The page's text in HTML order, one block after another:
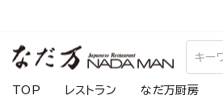
TOP レストラン なだ万厨房